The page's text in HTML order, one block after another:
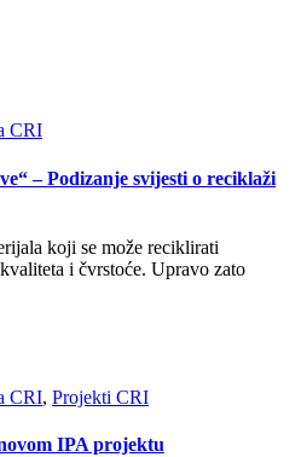
CRI
– Podizanje svijesti o reciklaži
koji se može reciklirati
i čvrstoće. Upravo zato
CRI, Projekti CRI
IPA projektu